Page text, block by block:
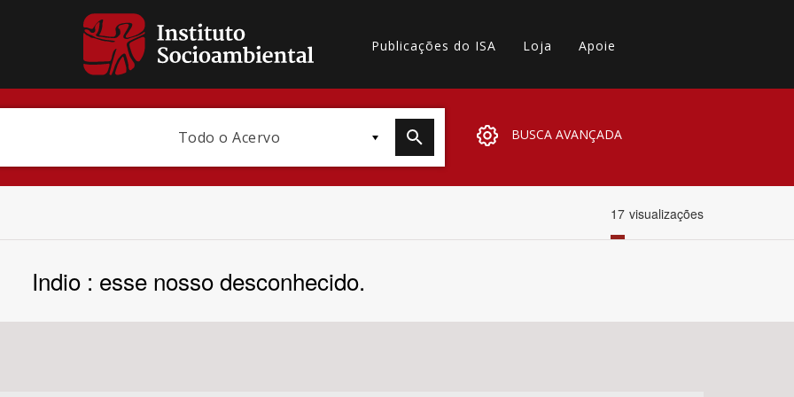
Publicações do ISA Loja Apoie
Todo o Acervo BUSCA AVANÇADA
17 visualizações
Indio : esse nosso desconhecido.